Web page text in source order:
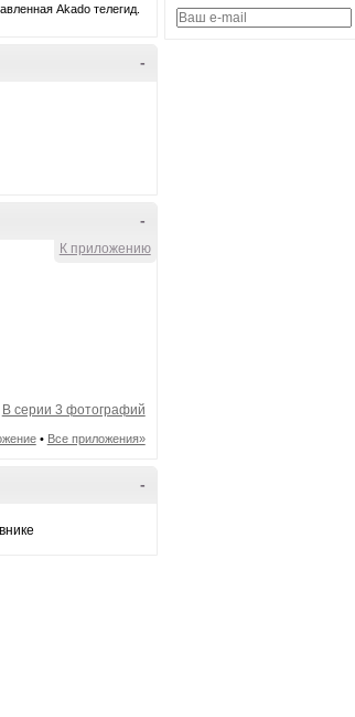
Akado телегид.
-
-
К приложению
В серии 3 фотографий
• Все приложения»
-